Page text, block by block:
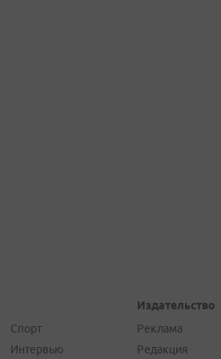
Спорт
Интервью
Издательство
Реклама
Редакция